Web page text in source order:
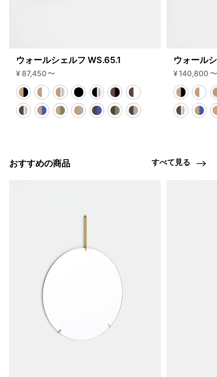
ウォールシェルフ WS.65.1
¥ 87,450 〜
ウォール
¥ 140,800 〜
おすすめの商品 すべて見る